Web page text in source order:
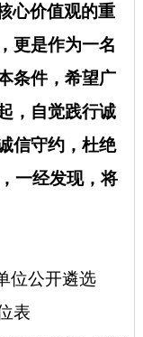
心价值观的重
更是作为一名
条件，希望广
，自觉践行诚
信守约，杜绝
一经发现，将
位公开遴选
表